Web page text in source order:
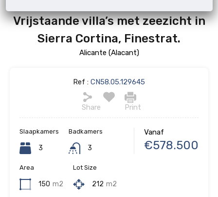
Vrijstaande villa’s met zeezicht in
Sierra Cortina, Finestrat.
Alicante (Alacant)
Ref : CN58.05.129645
Share Print
Vanaf
€578.500
Slaapkamers
3
Badkamers
3
Area
150 m2
Lot Size
212 m2